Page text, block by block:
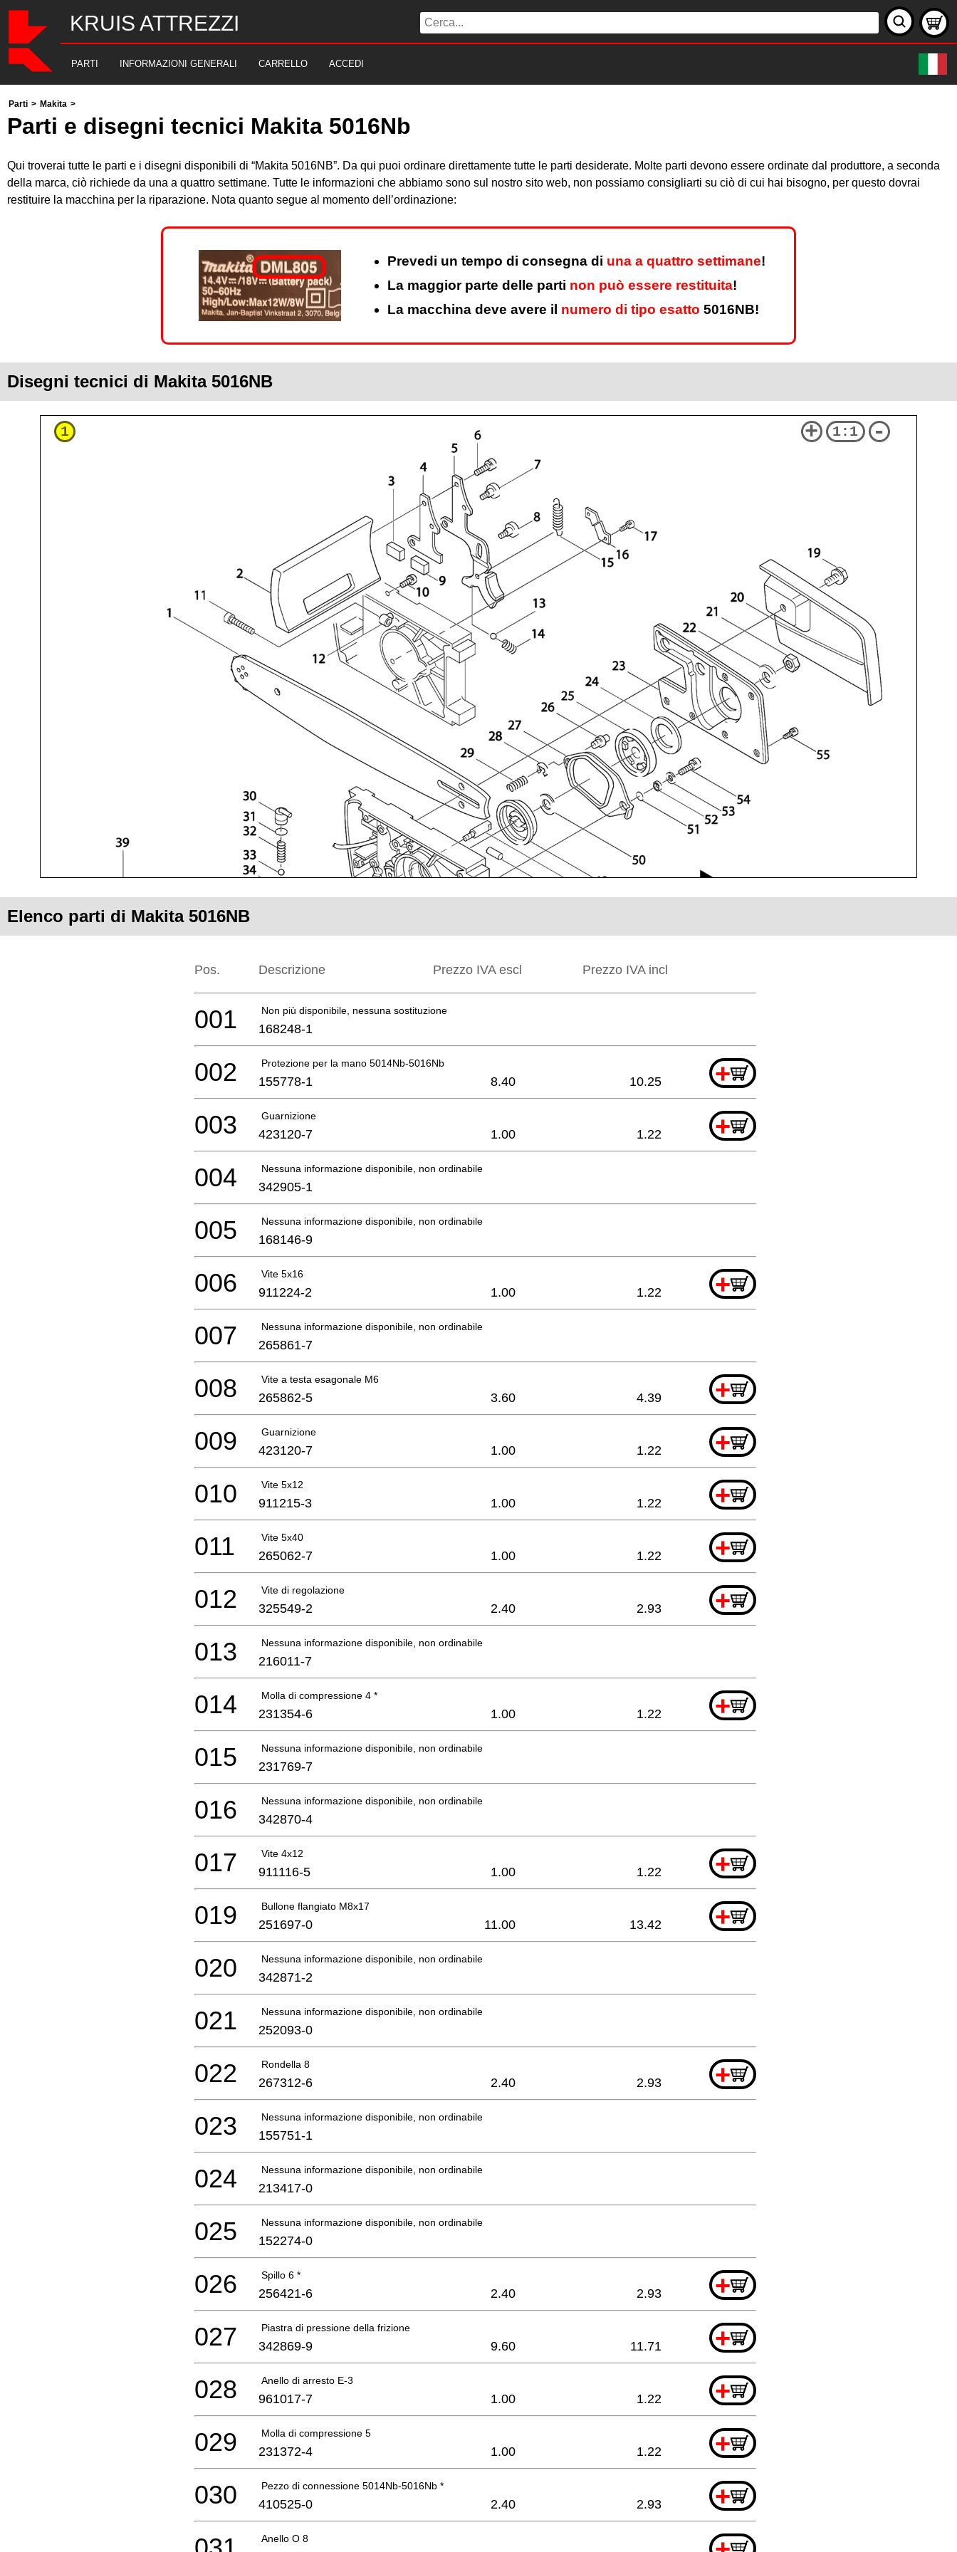
KRUIS ATTREZZI
PARTI INFORMAZIONI GENERALI CARRELLO ACCEDI
Parti > Makita >
Parti e disegni tecnici Makita 5016Nb
Qui troverai tutte le parti e i disegni disponibili di “Makita 5016NB”. Da qui puoi ordinare direttamente tutte le parti desiderate. Molte parti devono essere ordinate dal produttore, a seconda
della marca, ciò richiede da una a quattro settimane. Tutte le informazioni che abbiamo sono sul nostro sito web, non possiamo consigliarti su ciò di cui hai bisogno, per questo dovrai
restituire la macchina per la riparazione. Nota quanto segue al momento dell’ordinazione:
Prevedi un tempo di consegna di una a quattro settimane!
La maggior parte delle parti non può essere restituita!
La macchina deve avere il numero di tipo esatto 5016NB!
Disegni tecnici di Makita 5016NB
1 + 1:1 -
Elenco parti di Makita 5016NB
Pos. Descrizione Prezzo IVA escl Prezzo IVA incl
Non più disponibile, nessuna sostituzione
001 168248-1
Protezione per la mano 5014Nb-5016Nb +
002 155778-1 8.40 10.25
Guarnizione +
003 423120-7 1.00 1.22
Nessuna informazione disponibile, non ordinabile
004 342905-1
Nessuna informazione disponibile, non ordinabile
005 168146-9
Vite 5x16 +
006 911224-2 1.00 1.22
Nessuna informazione disponibile, non ordinabile
007 265861-7
Vite a testa esagonale M6 +
008 265862-5 3.60 4.39
Guarnizione +
009 423120-7 1.00 1.22
Vite 5x12 +
010 911215-3 1.00 1.22
Vite 5x40 +
011 265062-7 1.00 1.22
Vite di regolazione +
012 325549-2 2.40 2.93
Nessuna informazione disponibile, non ordinabile
013 216011-7
Molla di compressione 4 * +
014 231354-6 1.00 1.22
Nessuna informazione disponibile, non ordinabile
015 231769-7
Nessuna informazione disponibile, non ordinabile
016 342870-4
Vite 4x12 +
017 911116-5 1.00 1.22
Bullone flangiato M8x17 +
019 251697-0 11.00 13.42
Nessuna informazione disponibile, non ordinabile
020 342871-2
Nessuna informazione disponibile, non ordinabile
021 252093-0
Rondella 8 +
022 267312-6 2.40 2.93
Nessuna informazione disponibile, non ordinabile
023 155751-1
Nessuna informazione disponibile, non ordinabile
024 213417-0
Nessuna informazione disponibile, non ordinabile
025 152274-0
Spillo 6 * +
026 256421-6 2.40 2.93
Piastra di pressione della frizione +
027 342869-9 9.60 11.71
Anello di arresto E-3 +
028 961017-7 1.00 1.22
Molla di compressione 5 +
029 231372-4 1.00 1.22
Pezzo di connessione 5014Nb-5016Nb * +
030 410525-0 2.40 2.93
Anello O 8